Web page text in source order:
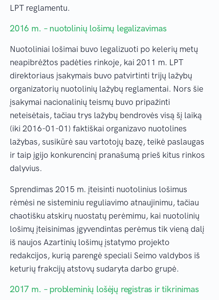
LPT reglamentu.
2016 m. – nuotolinių lošimų legalizavimas
Nuotoliniai lošimai buvo legalizuoti po kelerių metų
neapibrėžtos padėties rinkoje, kai 2011 m. LPT
direktoriaus įsakymais buvo patvirtinti trijų lažybų
organizatorių nuotolinių lažybų reglamentai. Nors šie
įsakymai nacionalinių teismų buvo pripažinti
neteisėtais, tačiau trys lažybų bendrovės visą šį laiką
(iki 2016-01-01) faktiškai organizavo nuotolines
lažybas, susikūrė sau vartotojų bazę, teikė paslaugas
ir taip įgijo konkurencinį pranašumą prieš kitus rinkos
dalyvius.
Sprendimas 2015 m. įteisinti nuotolinius lošimus
rėmėsi ne sisteminiu reguliavimo atnaujinimu, tačiau
chaotišku atskirų nuostatų perėmimu, kai nuotolinių
lošimų įteisinimas įgyvendintas perėmus tik vieną dalį
iš naujos Azartinių lošimų įstatymo projekto
redakcijos, kurią parengė speciali Seimo valdybos iš
keturių frakcijų atstovų sudaryta darbo grupė.
2017 m. – probleminių lošėjų registras ir tikrinimas